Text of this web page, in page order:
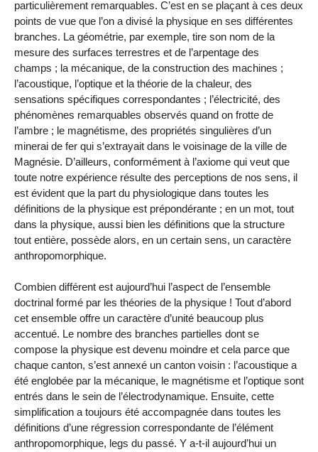
particulièrement remarquables. C’est en se plaçant à ces deux
points de vue que l’on a divisé la physique en ses différentes
branches. La géométrie, par exemple, tire son nom de la
mesure des surfaces terrestres et de l’arpentage des
champs ; la mécanique, de la construction des machines ;
l’acoustique, l’optique et la théorie de la chaleur, des
sensations spécifiques correspondantes ; l’électricité, des
phénomènes remarquables observés quand on frotte de
l’ambre ; le magnétisme, des propriétés singulières d’un
minerai de fer qui s’extrayait dans le voisinage de la ville de
Magnésie. D’ailleurs, conformément à l’axiome qui veut que
toute notre expérience résulte des perceptions de nos sens, il
est évident que la part du physiologique dans toutes les
définitions de la physique est prépondérante ; en un mot, tout
dans la physique, aussi bien les définitions que la structure
tout entière, possède alors, en un certain sens, un caractère
anthropomorphique.
Combien différent est aujourd’hui l’aspect de l’ensemble
doctrinal formé par les théories de la physique ! Tout d’abord
cet ensemble offre un caractère d’unité beaucoup plus
accentué. Le nombre des branches partielles dont se
compose la physique est devenu moindre et cela parce que
chaque canton, s’est annexé un canton voisin : l’acoustique a
été englobée par la mécanique, le magnétisme et l’optique sont
entrés dans le sein de l’électrodynamique. Ensuite, cette
simplification a toujours été accompagnée dans toutes les
définitions d’une régression correspondante de l’élément
anthropomorphique, legs du passé. Y a-t-il aujourd’hui un